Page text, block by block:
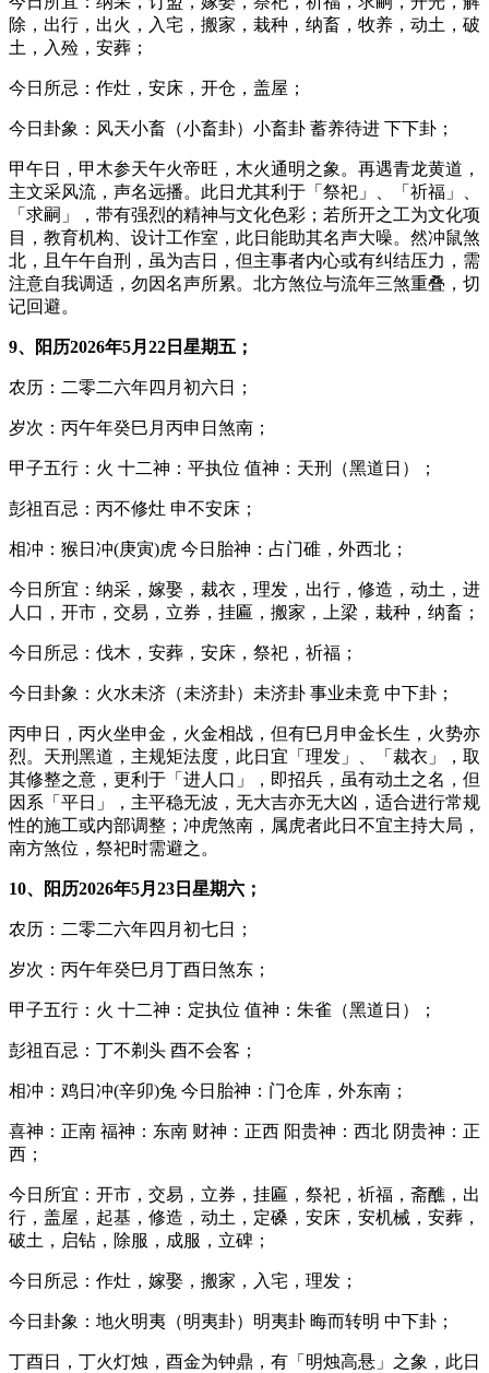
除，出行，出火，入宅，搬家，栽种，纳畜，牧养，动土，破
土，入殓，安葬；
今日所忌：作灶，安床，开仓，盖屋；
今日卦象：风天小畜（小畜卦）小畜卦 蓄养待进 下下卦；
甲午日，甲木参天午火帝旺，木火通明之象。再遇青龙黄道，
主文采风流，声名远播。此日尤其利于「祭祀」、「祈福」、
「求嗣」，带有强烈的精神与文化色彩；若所开之工为文化项
目，教育机构、设计工作室，此日能助其名声大噪。然冲鼠煞
北，且午午自刑，虽为吉日，但主事者内心或有纠结压力，需
注意自我调适，勿因名声所累。北方煞位与流年三煞重叠，切
记回避。
9、阳历2026年5月22日星期五；
农历：二零二六年四月初六日；
岁次：丙午年癸巳月丙申日煞南；
甲子五行：火 十二神：平执位 值神：天刑（黑道日）；
彭祖百忌：丙不修灶 申不安床；
相冲：猴日冲(庚寅)虎 今日胎神：占门碓，外西北；
今日所宜：纳采，嫁娶，裁衣，理发，出行，修造，动土，进
人口，开市，交易，立券，挂匾，搬家，上梁，栽种，纳畜；
今日所忌：伐木，安葬，安床，祭祀，祈福；
今日卦象：火水未济（未济卦）未济卦 事业未竟 中下卦；
丙申日，丙火坐申金，火金相战，但有巳月申金长生，火势亦
烈。天刑黑道，主规矩法度，此日宜「理发」、「裁衣」，取
其修整之意，更利于「进人口」，即招兵，虽有动土之名，但
因系「平日」，主平稳无波，无大吉亦无大凶，适合进行常规
性的施工或内部调整；冲虎煞南，属虎者此日不宜主持大局，
南方煞位，祭祀时需避之。
10、阳历2026年5月23日星期六；
农历：二零二六年四月初七日；
岁次：丙午年癸巳月丁酉日煞东；
甲子五行：火 十二神：定执位 值神：朱雀（黑道日）；
彭祖百忌：丁不剃头 酉不会客；
相冲：鸡日冲(辛卯)兔 今日胎神：门仓库，外东南；
喜神：正南 福神：东南 财神：正西 阳贵神：西北 阴贵神：正
西；
今日所宜：开市，交易，立券，挂匾，祭祀，祈福，斋醮，出
行，盖屋，起基，修造，动土，定磉，安床，安机械，安葬，
破土，启钻，除服，成服，立碑；
今日所忌：作灶，嫁娶，搬家，入宅，理发；
今日卦象：地火明夷（明夷卦）明夷卦 晦而转明 中下卦；
丁酉日，丁火灯烛，酉金为钟鼎，有「明烛高悬」之象，此日